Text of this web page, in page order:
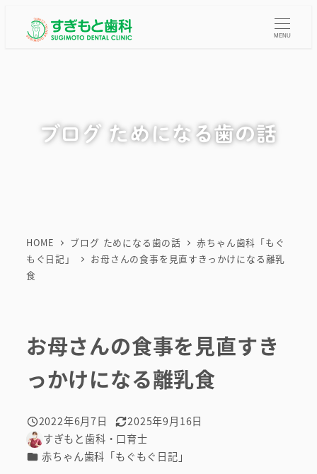
MENU
ブログ ためになる歯の話
HOME ブログ ためになる歯の話
赤ちゃん歯科「もぐ
もぐ日記」
お母さんの食事を見直すきっかけになる離乳
食
お母さんの食事を見直すき
っかけになる離乳食
投稿日
2022年6月7日
更新日
2025年9月16日
著
者
すぎもと歯科・口育士
カテゴリー
赤ちゃん歯科「もぐもぐ日記」